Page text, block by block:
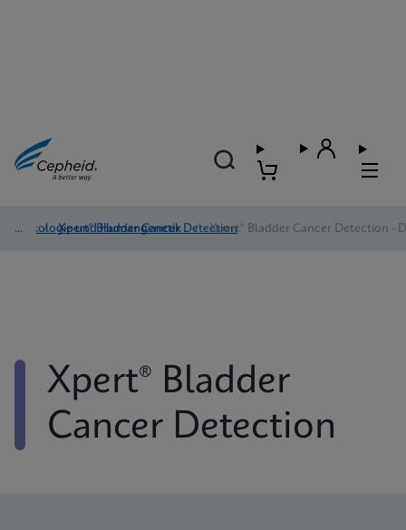
Onkologie und Humangenetik
/ Xpert® Bladder Cancer Detection
/ Xpert® Bladder Cancer Detection -
Xpert® Bladder
Cancer Detection